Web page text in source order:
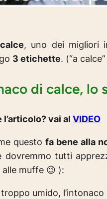
, uno dei migliori
3 etichette. (“a
di calce, lo
vai al VIDEO
questofa bene alla
dovremmo tutti
alle muffe 😉 ):
troppo umido,